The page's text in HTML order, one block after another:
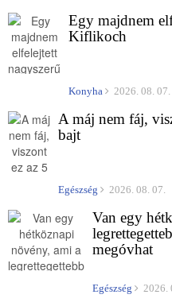
Egy majdnem
Kiflikoch
Konyha 2026. 08. 07.
A máj nem fáj,
bajt
Egészség 2026. 08. 07.
Van egy
megóvhat
Egészség 2026.